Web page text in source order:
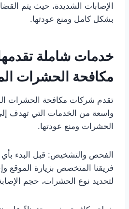
الإصابات الشديدة، حيث يتم
بشكل كامل ومنع عودتها.
خدمات شاملة
مكافحة الحشرات
تقدم شركات مكافحة الحشرات
واسعة من الخدمات التي تهدف
الحشرات ومنع عودتها.
الفحص والتشخيص: قبل البدء بأي
فريقنا المتخصص بزيارة
لتحديد نوع الحشرات، حجم